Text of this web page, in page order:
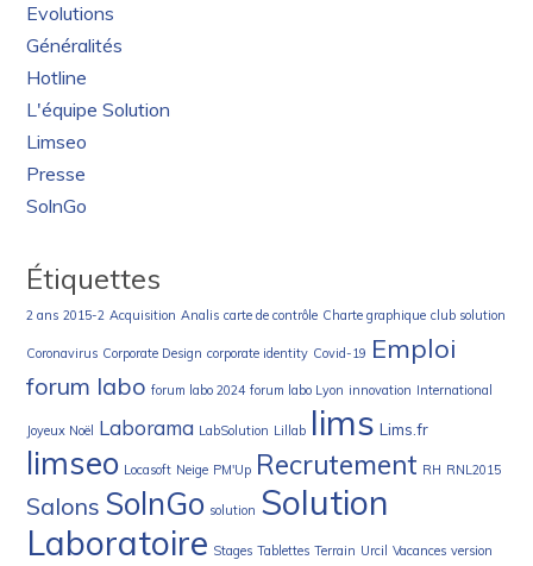
Evolutions
Généralités
Hotline
L'équipe Solution
Limseo
Presse
SolnGo
Étiquettes
2 ans 2015-2 Acquisition Analis carte de contrôle Charte graphique club solution
Coronavirus Corporate Design corporate identity Covid-19 Emploi
forum labo forum labo 2024 forum labo Lyon innovation International
Joyeux Noël Laborama LabSolution Lillab lims Lims.fr
limseo Locasoft Neige PM'Up Recrutement RH RNL2015
Salons SolnGo solution Solution
Laboratoire Stages Tablettes Terrain Urcil Vacances version